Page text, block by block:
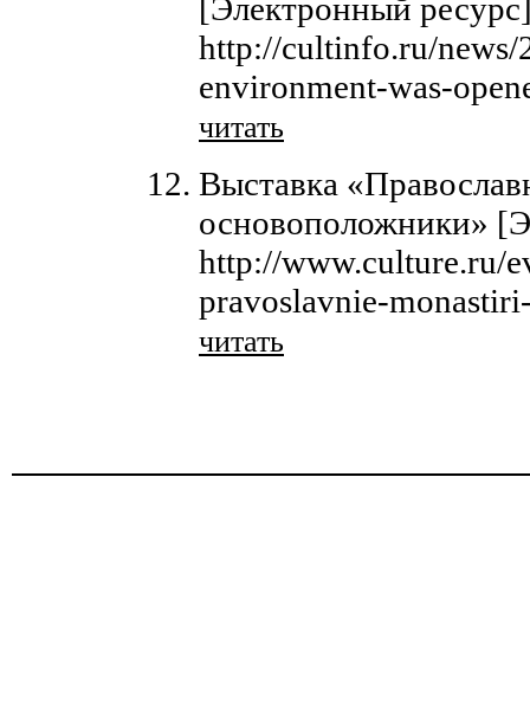
[Электронный
http://cultinfo.ru/
environment-was-
читать
Выставка
основоположники»
http://www.culture.ru/
pravoslavnie-
читать